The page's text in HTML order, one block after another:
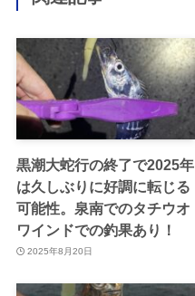
黒潮大蛇行の終了で2025年
は久しぶりに好調に転じる
可能性。泉南でのタチウオ
ワインドでの釣果あり！
2025年8月20日